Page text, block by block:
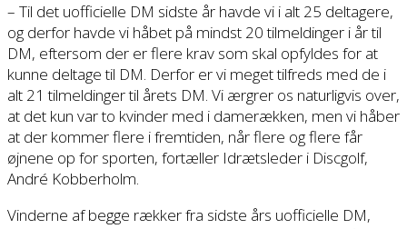
– Til det uofficielle DM sidste år havde vi i alt 25 deltagere,
og derfor havde vi håbet på mindst 20 tilmeldinger i år til
DM, eftersom der er flere krav som skal opfyldes for at
kunne deltage til DM. Derfor er vi meget tilfreds med de i
alt 21 tilmeldinger til årets DM. Vi ærgrer os naturligvis over,
at det kun var to kvinder med i damerækken, men vi håber
at der kommer flere i fremtiden, når flere og flere får
øjnene op for sporten, fortæller Idrætsleder i Discgolf,
André Kobberholm.
Vinderne af begge rækker fra sidste års uofficielle DM,